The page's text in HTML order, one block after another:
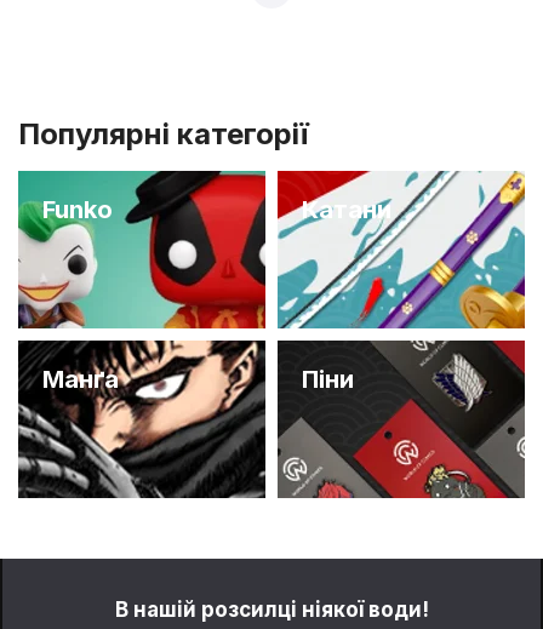
Популярні категорії
Funko Катани
Манґа Піни
В нашій розсилці ніякої води!